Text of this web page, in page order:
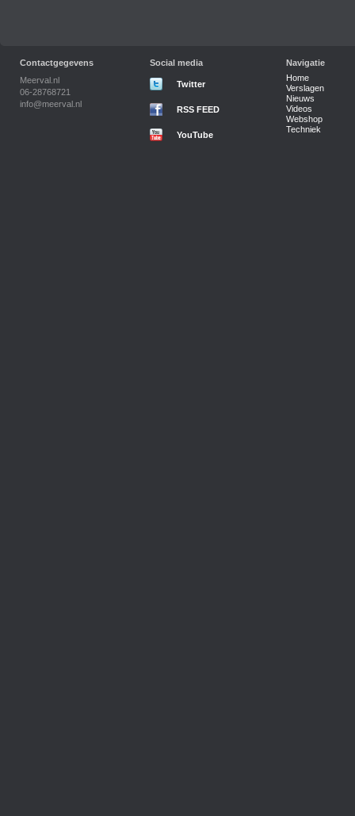
Contactgegevens
Meerval.nl
06-28768721
info@meerval.nl
Social media
Twitter
RSS FEED
YouTube
Navigatie
Home
Verslagen
Nieuws
Videos
Webshop
Techniek